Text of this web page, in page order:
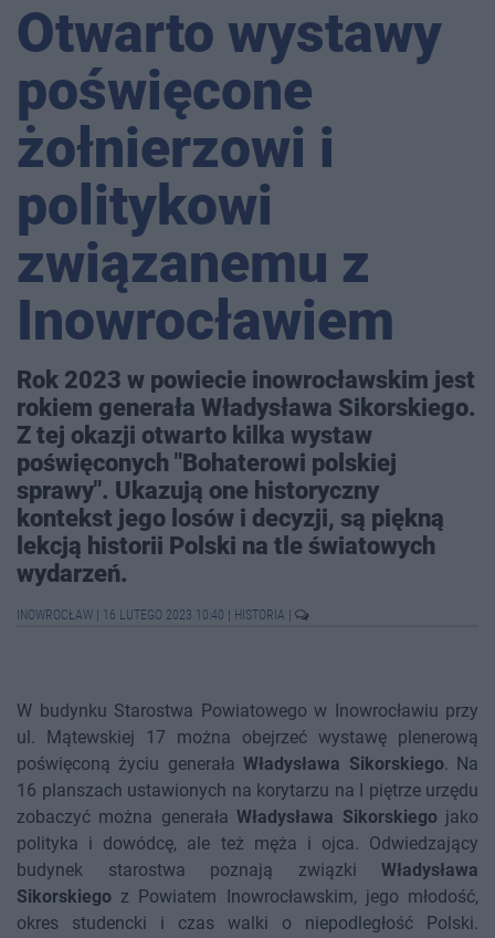
Otwarto wystawy
poświęcone
żołnierzowi i
politykowi
związanemu z
Inowrocławiem
Rok 2023 w powiecie inowrocławskim jest
rokiem generała Władysława Sikorskiego.
Z tej okazji otwarto kilka wystaw
poświęconych "Bohaterowi polskiej
sprawy". Ukazują one historyczny
kontekst jego losów i decyzji, są piękną
lekcją historii Polski na tle światowych
wydarzeń.
INOWROCŁAW 16 LUTEGO 2023 10:40 HISTORIA
W budynku Starostwa Powiatowego w Inowrocławiu przy
ul. Mątewskiej 17 można obejrzeć wystawę plenerową
poświęconą życiu generałaWładysława Sikorskiego. Na
16 planszach ustawionych na korytarzu na I piętrze urzędu
zobaczyć można generałaWładysława Sikorskiegojako
polityka i dowódcę, ale też męża i ojca. Odwiedzający
budynek starostwa poznają związki Władysława
Sikorskiego z Powiatem Inowrocławskim, jego młodość,
okres studencki i czas walki o niepodległość Polski.